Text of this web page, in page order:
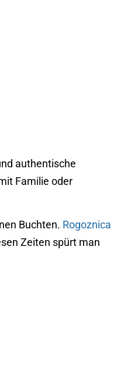
authentische
Familie oder
Buchten. Rogoznica
Zeiten spürt man